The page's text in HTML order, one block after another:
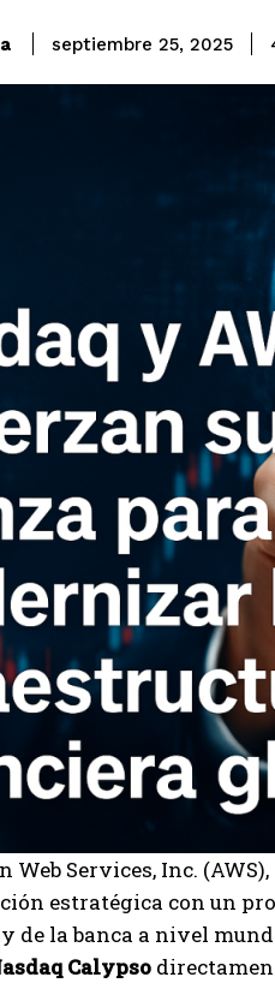
septiembre 25, 2025
Web Services, Inc.
estratégica con un
de la banca a nivel
Calypso